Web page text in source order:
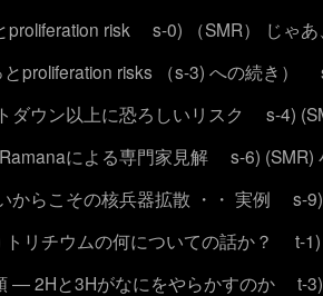
proliferation risk
s-0) （SMR） じゃ
proliferation risks （s-3) への続き）
ダウン以上に恐ろしいリスク
s-4)
による専門家見解
s-6) (SMR)
からこその核兵器拡散 ・・ 実例
s-
リチウムの何についての話か？
t-
― 2Hと3Hがなにをやらかすのか
t-